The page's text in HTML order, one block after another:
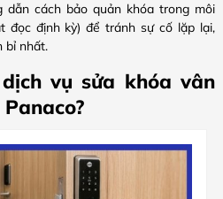
dẫn cách bảo quản khóa trong môi
đọc định kỳ) để tránh sự cố lặp lại,
bỉ nhất.
vụ sửa khóa vân